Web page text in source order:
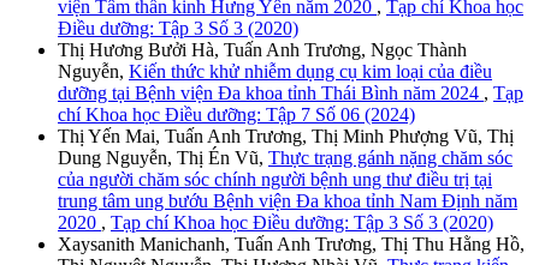
viện Tâm thần kinh Hưng Yên năm 2020 , Tạp chí Khoa học
Điều dưỡng: Tập 3 Số 3 (2020)
Thị Hương Bưởi Hà, Tuấn Anh Trương, Ngọc Thành
Nguyễn, Kiến thức khử nhiễm dụng cụ kim loại của điều
dưỡng tại Bệnh viện Đa khoa tỉnh Thái Bình năm 2024 , Tạp
chí Khoa học Điều dưỡng: Tập 7 Số 06 (2024)
Thị Yến Mai, Tuấn Anh Trương, Thị Minh Phượng Vũ, Thị
Dung Nguyễn, Thị Én Vũ, Thực trạng gánh nặng chăm sóc
của người chăm sóc chính người bệnh ung thư điều trị tại
trung tâm ung bướu Bệnh viện Đa khoa tỉnh Nam Định năm
2020 , Tạp chí Khoa học Điều dưỡng: Tập 3 Số 3 (2020)
Xaysanith Manichanh, Tuấn Anh Trương, Thị Thu Hằng Hồ,